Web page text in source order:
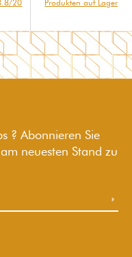
20
Produkten auf Lager
? Abonnieren Sie
neuesten Stand zu